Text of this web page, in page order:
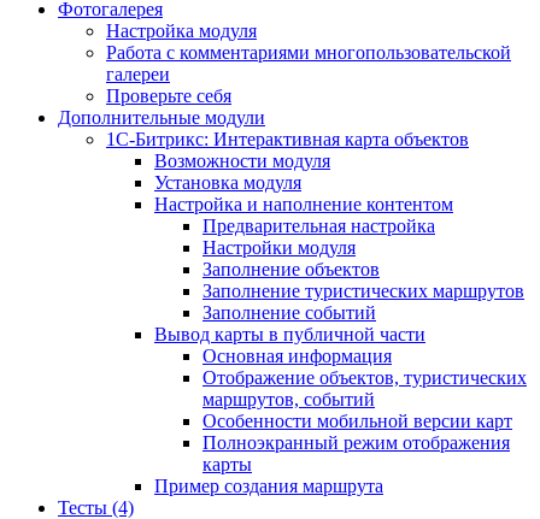
Фотогалерея
Настройка модуля
Работа с комментариями многопользовательской
галереи
Проверьте себя
Дополнительные модули
1С-Битрикс: Интерактивная карта объектов
Возможности модуля
Установка модуля
Настройка и наполнение контентом
Предварительная настройка
Настройки модуля
Заполнение объектов
Заполнение туристических маршрутов
Заполнение событий
Вывод карты в публичной части
Основная информация
Отображение объектов, туристических
маршрутов, событий
Особенности мобильной версии карт
Полноэкранный режим отображения
карты
Пример создания маршрута
Тесты (4)